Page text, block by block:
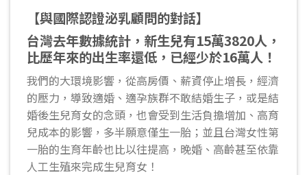
【與國際認證泌乳顧問的對話】
台灣去年數據統計，新生兒有15萬3820人，
比歷年來的出生率還低，已經少於16萬人！
我們的大環境影響，從高房價、薪資停止增長，經濟
的壓力，導致適婚、適孕族群不敢結婚生子，或是結
婚後生兒育女的念頭，也會受到生活負擔增加、高育
兒成本的影響，多半願意僅生一胎；並且台灣女性第
一胎的生育年齡也比以往提高，晚婚、高齡甚至依靠
人工生殖來完成生兒育女！